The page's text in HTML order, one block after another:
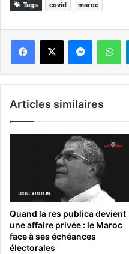
Tags covid maroc
WhatsApp
Articles similaires
Quand la res publica devient
une affaire privée : le Maroc
face à ses échéances
électorales